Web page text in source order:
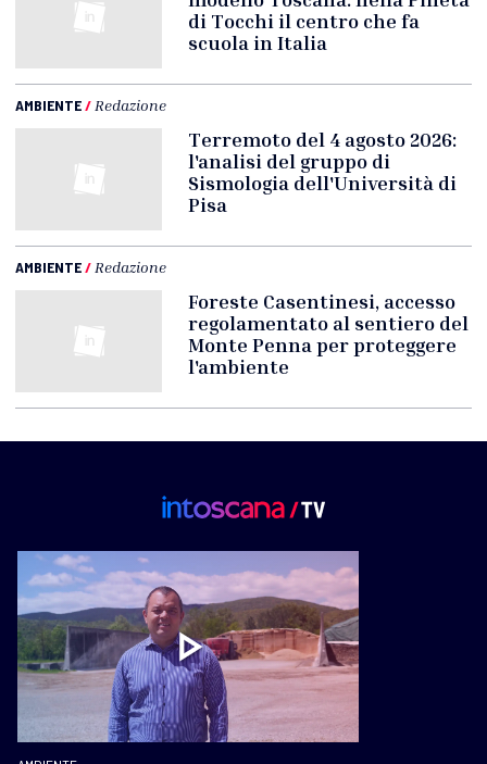
di Tocchi il centro che fa
scuola in Italia
AMBIENTE/ Redazione
Terremoto del 4 agosto 2026:
l'analisi del gruppo di
Sismologia dell'Università di
Pisa
AMBIENTE/ Redazione
Foreste Casentinesi, accesso
regolamentato al sentiero del
Monte Penna per proteggere
l'ambiente